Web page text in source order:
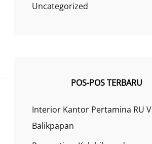
Uncategorized
POS-POS TERBARU
Interior Kantor Pertamina RU V
Balikpapan